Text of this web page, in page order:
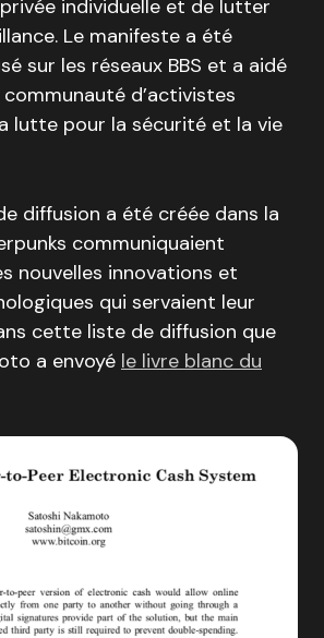
individuelle et de lutter
Le manifeste a été
sur les réseaux BBS et a aidé
d’activistes
lutte pour la sécurité et la vie
diffusion a été créée dans la
communiquaient
nouvelles innovations et
qui servaient leur
cette liste de diffusion que
a envoyé le livre blanc du